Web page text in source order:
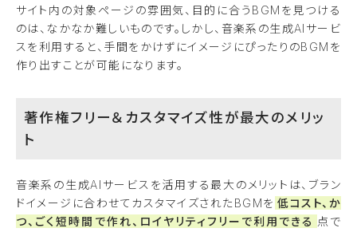
サイト内の対象ページの雰囲気、目的に合うBGMを見つける
のは、なかなか難しいものです。しかし、音楽系の生成AIサービ
スを利用すると、手間をかけずにイメージにぴったりのBGMを
作り出すことが可能になります。
著作権フリー＆カスタマイズ性が最大のメリッ
ト
音楽系の生成AIサービスを活用する最大のメリットは、ブラン
ドイメージに合わせてカスタマイズされたBGMを 低コスト、か
つ、ごく短時間で作れ、ロイヤリティフリーで利用できる 点で